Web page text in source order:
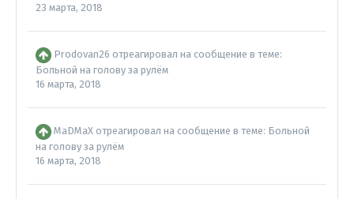
23 марта, 2018
Prodovan26 отреагировал на сообщение в теме:
Больной на голову за рулём
16 марта, 2018
MaDMaX отреагировал на сообщение в теме: Больной
на голову за рулём
16 марта, 2018